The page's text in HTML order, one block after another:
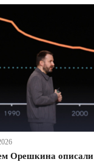
Орешкина